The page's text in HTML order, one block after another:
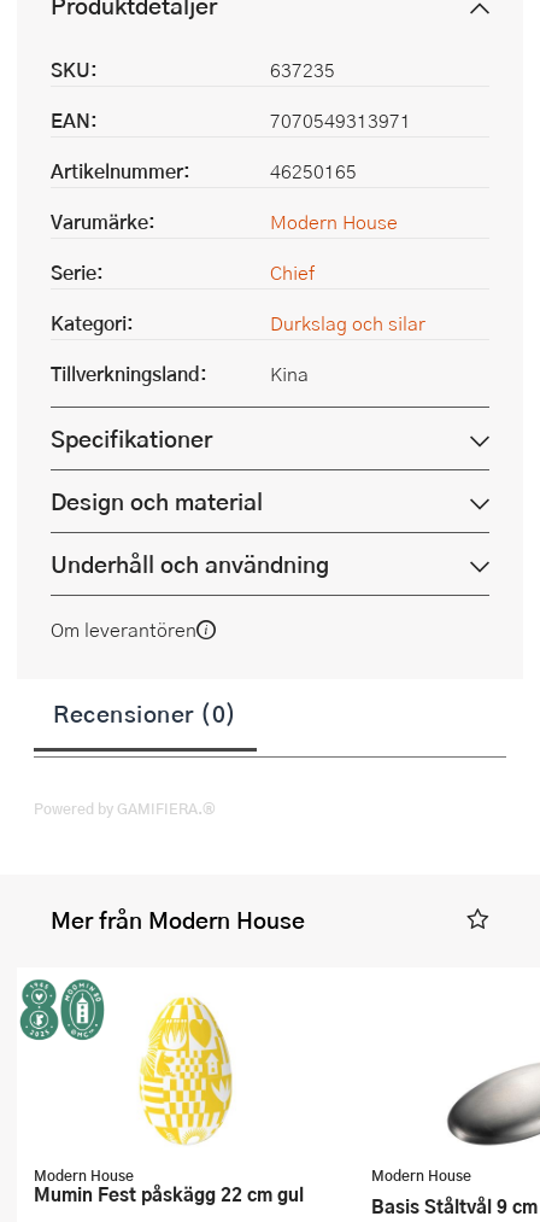
SKU:
637235
EAN:
7070549313971
Artikelnummer:
46250165
Varumärke:
Modern House
Serie:
Chief
Kategori:
Durkslag och silar
Tillverkningsland:
Kina
Specifikationer
Design och material
Underhåll och användning
Om leverantören
Recensioner (0)
Powered by GAMIFIERA.®
Mer från Modern House
Modern House
Mumin Fest påskägg 22 cm gul
Modern House
Basis Ståltvål 9